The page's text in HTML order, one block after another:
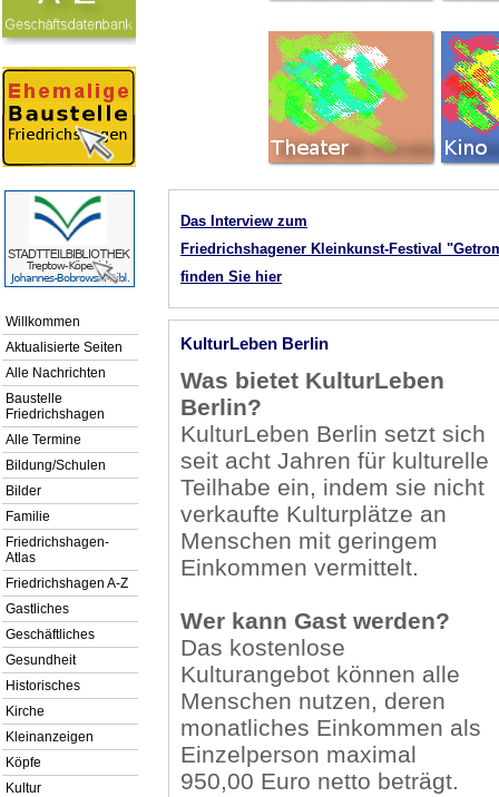
Willkommen
Aktualisierte Seiten
Alle Nachrichten
Baustelle
Friedrichshagen
Alle Termine
Bildung/Schulen
Bilder
Familie
Friedrichshagen-
Atlas
Friedrichshagen A-Z
Gastliches
Geschäftliches
Gesundheit
Historisches
Kirche
Kleinanzeigen
Köpfe
Kultur
Das Interview zum
Friedrichshagener Kleinkunst-Festival
finden Sie hier
KulturLeben Berlin
Was bietet KulturLeben
Berlin?
KulturLeben Berlin setzt sich
seit acht Jahren für kulturelle
Teilhabe ein, indem sie nicht
verkaufte Kulturplätze an
Menschen mit geringem
Einkommen vermittelt.
Wer kann Gast werden?
Das kostenlose
Kulturangebot können alle
Menschen nutzen, deren
monatliches Einkommen als
Einzelperson maximal
950,00 Euro netto beträgt.